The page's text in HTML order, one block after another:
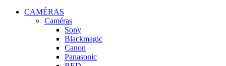
CAMÉRAS
Caméras
Sony
Blackmagic
Canon
Panasonic